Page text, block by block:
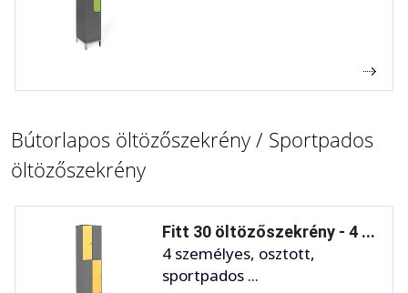
Bútorlapos öltözőszekrény / Sportpados
öltözőszekrény
Fitt 30 öltözőszekrény - 4 ...
4 személyes, osztott,
sportpados ...